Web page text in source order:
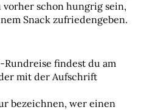
vorher schon hungrig sein,
Snack zufriedengeben.
findest du am
mit der Aufschrift
bezeichnen, wer einen